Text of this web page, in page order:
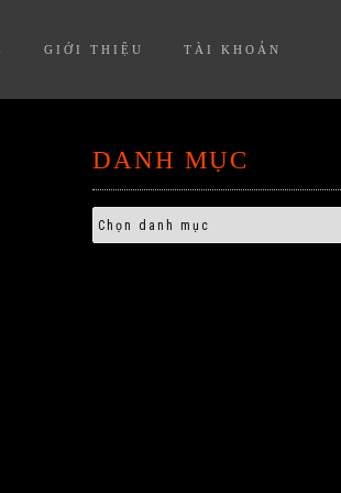
GIỚI THIỆU TÀI KHOẢN
DANH MỤC